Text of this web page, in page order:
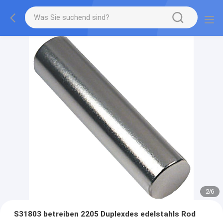
2/6
S31803 betreiben 2205 Duplexdes edelstahls Rod